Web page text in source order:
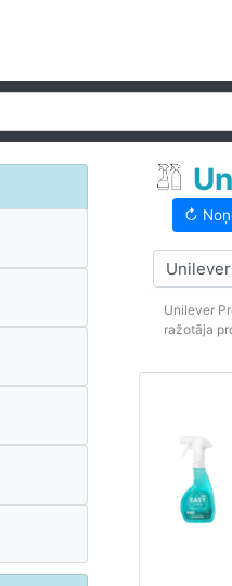
Unilever
ražotāja